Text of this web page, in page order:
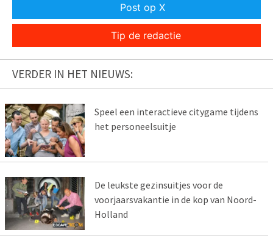
Post op X
Tip de redactie
VERDER IN HET NIEUWS:
Speel een interactieve citygame tijdens
het personeelsuitje
De leukste gezinsuitjes voor de
voorjaarsvakantie in de kop van Noord-
Holland